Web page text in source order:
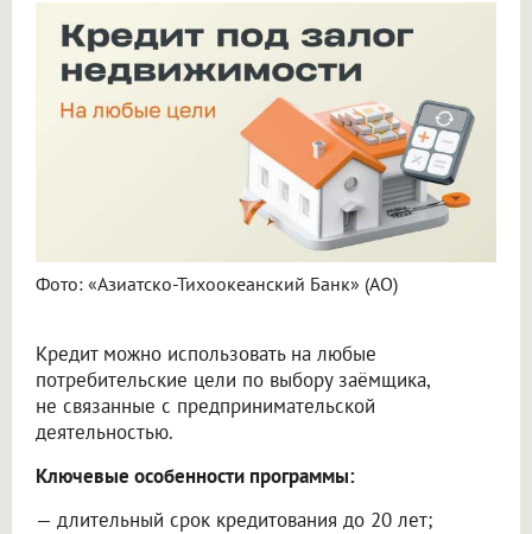
Фото: «Азиатско-Тихоокеанский Банк» (АО)
Кредит можно использовать на любые
потребительские цели по выбору заёмщика,
не связанные с предпринимательской
деятельностью.
Ключевые особенности программы:
— длительный срок кредитования до 20 лет;